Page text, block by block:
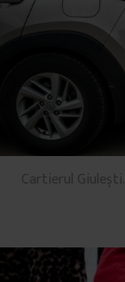
Cartierul